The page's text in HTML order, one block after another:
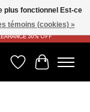
SHIPPING ON ORDERS
30% OFF
Liste de souhaits
Panier
plus fonctionnel Est-ce
témoins (cookies) »